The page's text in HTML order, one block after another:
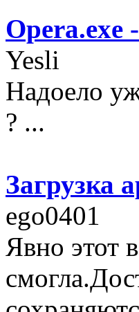
Opera.exe
Yesli
Надоело
? ...
Загрузка
ego0401
Явно этот